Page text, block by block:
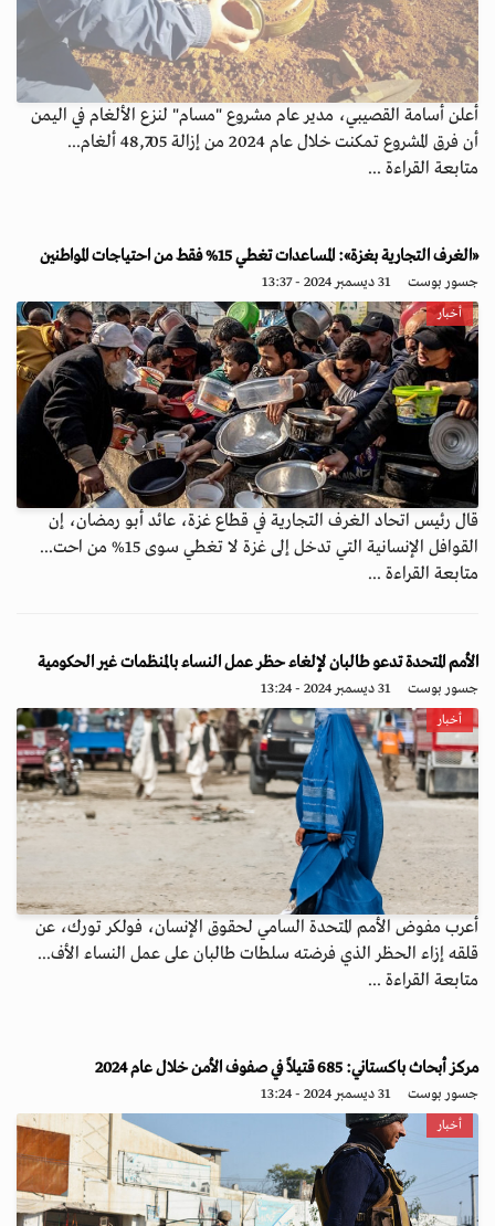
أعلن أسامة القصيبي، مدير عام مشروع "مسام" لنزع الألغام في اليمن
أن فرق المشروع تمكنت خلال عام 2024 من إزالة 48,705 ألغام...
متابعة القراءة ...
«الغرف التجارية بغزة»: المساعدات تغطي 15% فقط من احتياجات المواطنين
جسور بوست 31 ديسمبر 2024 - 13:37
أخبار
قال رئيس اتحاد الغرف التجارية في قطاع غزة، عائد أبو رمضان، إن
القوافل الإنسانية التي تدخل إلى غزة لا تغطي سوى 15% من احت...
متابعة القراءة ...
الأمم المتحدة تدعو طالبان لإلغاء حظر عمل النساء بالمنظمات غير الحكومية
جسور بوست 31 ديسمبر 2024 - 13:24
أخبار
أعرب مفوض الأمم المتحدة السامي لحقوق الإنسان، فولكر تورك، عن
قلقه إزاء الحظر الذي فرضته سلطات طالبان على عمل النساء الأف...
متابعة القراءة ...
مركز أبحاث باكستاني: 685 قتيلاً في صفوف الأمن خلال عام 2024
جسور بوست 31 ديسمبر 2024 - 13:24
أخبار